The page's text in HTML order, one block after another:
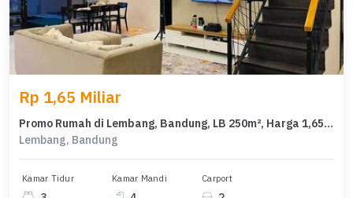
Rp 1,65 Miliar
Promo Rumah di Lembang, Bandung, LB 250m², Harga 1,65 Miliar
Lembang, Bandung
Kamar Tidur Kamar Mandi Carport